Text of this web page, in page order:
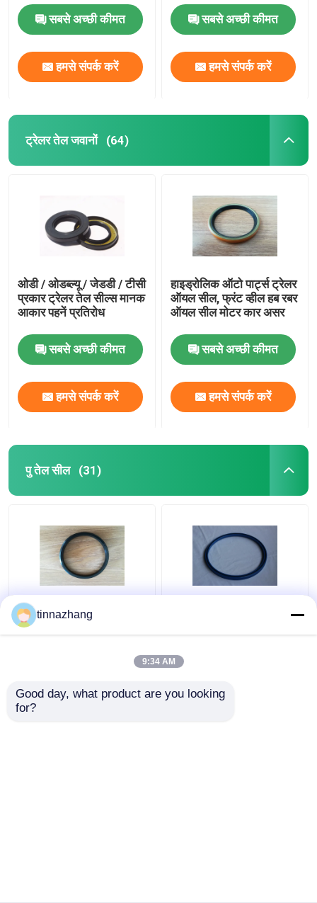
सबसे अच्छी कीमत
हमसे संपर्क करें
सबसे अच्छी कीमत
हमसे संपर्क करें
ट्रेलर तेल जवानों (64)
ओडी / ओडब्ल्यू / जेडडी / टीसी
प्रकार ट्रेलर तेल सील्स मानक
आकार पहनें प्रतिरोध
सबसे अच्छी कीमत
हमसे संपर्क करें
हाइड्रोलिक ऑटो पार्ट्स ट्रेलर
ऑयल सील, फ्रंट व्हील हब रबर
ऑयल सील मोटर कार असर
सबसे अच्छी कीमत
हमसे संपर्क करें
पु तेल सील (31)
आंसू प्रतिरोध हाइड्रोलिक होंठ
सील, लोहे के साथ टिकाऊ
tinnazhang
9:34 AM
Good day, what product are you looking
for?